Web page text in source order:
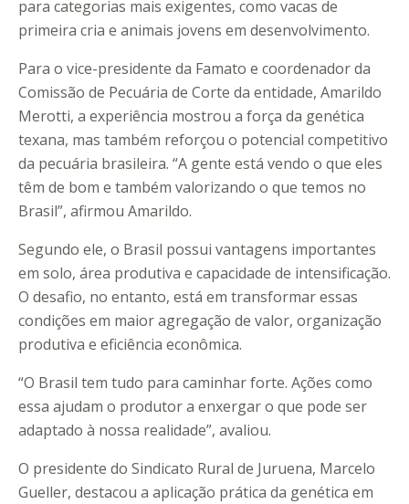
para categorias mais exigentes, como vacas de
primeira cria e animais jovens em desenvolvimento.
Para o vice-presidente da Famato e coordenador da
Comissão de Pecuária de Corte da entidade, Amarildo
Merotti, a experiência mostrou a força da genética
texana, mas também reforçou o potencial competitivo
da pecuária brasileira. “A gente está vendo o que eles
têm de bom e também valorizando o que temos no
Brasil”, afirmou Amarildo.
Segundo ele, o Brasil possui vantagens importantes
em solo, área produtiva e capacidade de intensificação.
O desafio, no entanto, está em transformar essas
condições em maior agregação de valor, organização
produtiva e eficiência econômica.
“O Brasil tem tudo para caminhar forte. Ações como
essa ajudam o produtor a enxergar o que pode ser
adaptado à nossa realidade”, avaliou.
O presidente do Sindicato Rural de Juruena, Marcelo
Gueller, destacou a aplicação prática da genética em